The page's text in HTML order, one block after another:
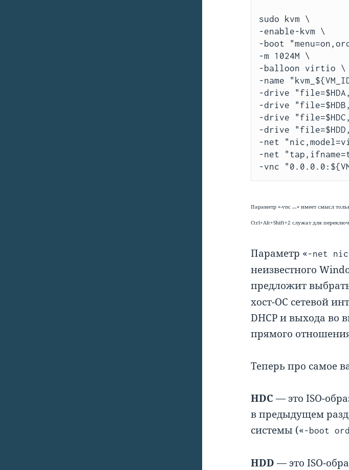
sudo kvm \
-enable-kvm \
-boot
-m 1024M \
-balloon virtio \
-name
-drive
-drive
-drive
-drive
-net
-net
Параметр «-vnc …» имеет смысл
Ctrl+Alt+Shift+2 служат для
Параметр «-net
неизвестного
предложит
хост-ОС сетевой
DHCP и выхода во
прямого
Теперь про самое
HDC — это ISO-
в предыдущем
системы («-boot
HDD — это ISO-